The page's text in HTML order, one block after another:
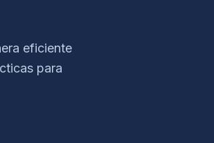
eficiente
para